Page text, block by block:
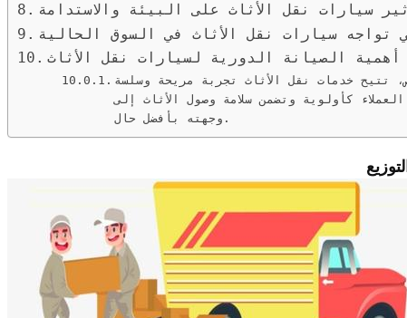
سيارات نقل الأثاث على البيئة والاستدامة
تواجه سيارات نقل الأثاث في السوق الحالية
أهمية الصيانة الدورية لسيارات نقل الأثاث
تتيح خدمات نقل الأثاث تجربة مريحة وسلسة
كأولوية وتضمن سلامة وصول الأثاث إلى
وجهته بأفضل حال.